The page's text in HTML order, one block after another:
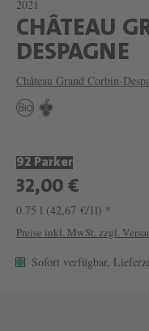
2021
CHÂTEAU
DESPAGNE
E
T
A
Château Grand Corbin-
92 Parker
32,00 €
0.75 l (42,67 €/1l) *
Preise inkl. MwSt. zzgl.
Sofort verfügbar,